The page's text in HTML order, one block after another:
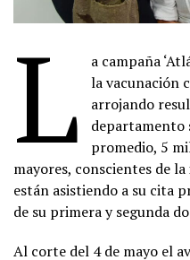
L
a campaña
la vacunación
arrojando
departamento
promedio, 5
mayores, conscientes de
están asistiendo a su cita
de su primera y segunda
Al corte del 4 de mayo el